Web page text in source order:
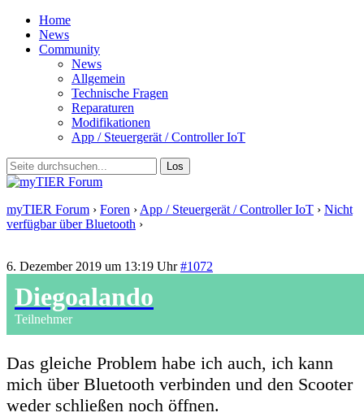
Home
News
Community
News
Allgemein
Technische Fragen
Reparaturen
Modifikationen
App / Steuergerät / Controller IoT
myTIER Forum › Foren › App / Steuergerät / Controller IoT › Nicht
verfügbar über Bluetooth ›
6. Dezember 2019 um 13:19 Uhr #1072
Diegoalando
Teilnehmer
Das gleiche Problem habe ich auch, ich kann
mich über Bluetooth verbinden und den Scooter
weder schließen noch öffnen.